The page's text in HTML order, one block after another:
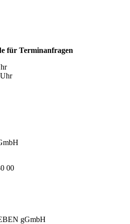
für Terminanfragen
00
gGmbH